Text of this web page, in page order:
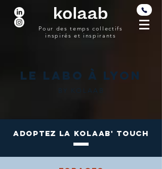
Pour des temps collectifs
inspirés et inspirants
LE LABO À lyon
BY KOLAAB
adoptez LA KOLAAB' TOUCH